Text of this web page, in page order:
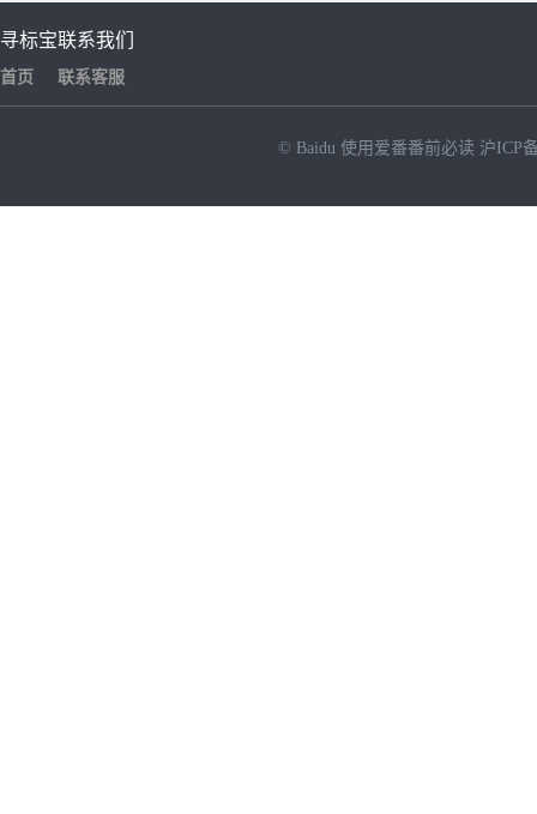
寻标宝
首页
联系我们
联系客服
© Baidu 使用爱番番前必读 沪ICP